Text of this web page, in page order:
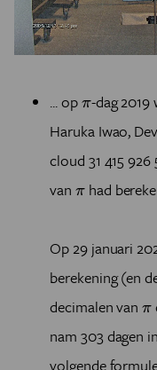
... op π
π-dag
Haruka Iwao,
cloud 31 415
van π
πhad
Op 29 januari
berekening (en
decimalen vanπ
π
nam 303 dagen
volgende